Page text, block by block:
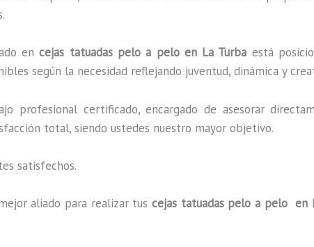
encejas tatuadas pelo a pelo en La Turba está
según la necesidad reflejando juventud, dinámica y
profesional certificado, encargado de asesorar
total, siendo ustedes nuestro mayor objetivo.
satisfechos.
aliado para realizar tuscejas tatuadas pelo a pelo en